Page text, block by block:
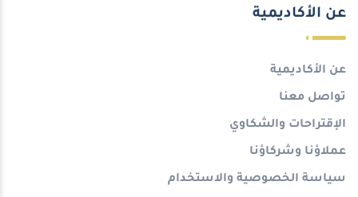
عن الأكاديمية
عن الأكاديمية
تواصل معنا
الإقتراحات والشكاوي
عملاؤنا وشركاؤنا
سياسة الخصوصية والاستخدام